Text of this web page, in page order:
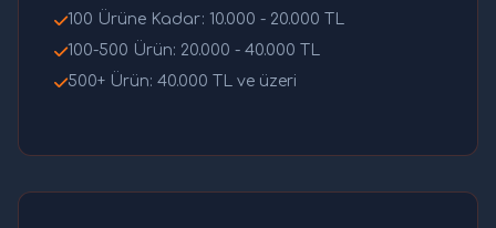
100 Ürüne Kadar: 10.000 - 20.000 TL
100-500 Ürün: 20.000 - 40.000 TL
500+ Ürün: 40.000 TL ve üzeri